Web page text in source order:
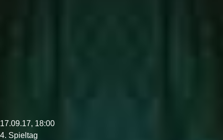
17.09.17, 18:00
4. Spieltag